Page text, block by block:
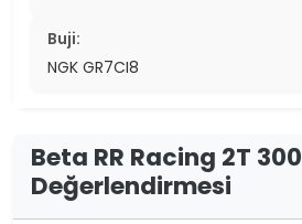
Buji:
NGK GR7CI8
Beta RR Racing 2T 300
Değerlendirmesi